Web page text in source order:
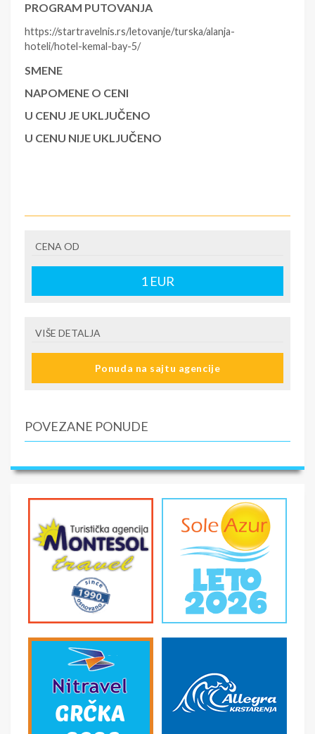
PROGRAM PUTOVANJA
https://startravelnis.rs/letovanje/turska/alanja-
hoteli/hotel-kemal-bay-5/
SMENE
NAPOMENE O CENI
U CENU JE UKLJUČENO
U CENU NIJE UKLJUČENO
CENA OD
1 EUR
VIŠE DETALJA
Ponuda na sajtu agencije
POVEZANE PONUDE